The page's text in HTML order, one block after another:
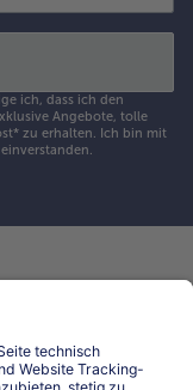
ich, dass ich den
Angebote, tolle
zu erhalten. Ich bin mit
einverstanden.